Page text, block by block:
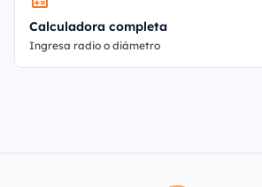
Calculadora completa
Ingresa radio o diámetro